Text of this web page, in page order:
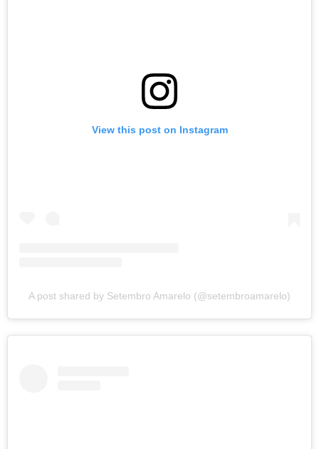
View this post on Instagram
A post shared by Setembro Amarelo (@setembroamarelo)